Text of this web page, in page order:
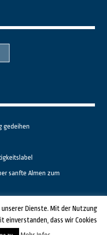
gedeihen
sanfte Almen zum
& FRANZ BEI LUCID.BERLIN
Dienste. Mit der Nutzung
einverstanden, dass wir Cookies